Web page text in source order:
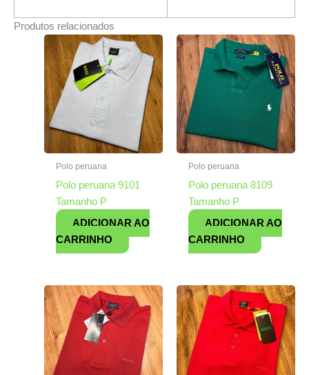
Produtos relacionados
Polo peruana
Polo peruana 9101
Tamanho P
ADICIONAR AO
CARRINHO
Polo peruana
Polo peruana 8109
Tamanho P
ADICIONAR AO
CARRINHO